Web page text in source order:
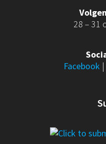
28 – 31
Facebook |